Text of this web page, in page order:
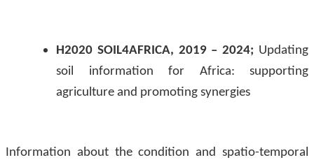
H2020 SOIL4AFRICA, 2019 – 2024; Updating
soil information for Africa: supporting
agriculture and promoting synergies
Information about the condition and spatio-temporal